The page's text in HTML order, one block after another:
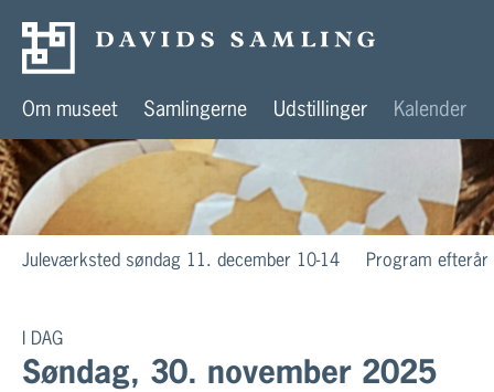
Om museet Samlingerne Udstillinger Kalender
Juleværksted søndag 11. december 10-14 Program
I DAG
Søndag, 30. november 2025